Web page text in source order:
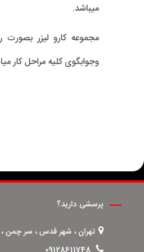
میباشد.
مجموعه کارو لیزر
وجوابگوی کلیه مراحل کار
پرسشی دارید؟
تهران ، شهر قدس ، سر چمن ،